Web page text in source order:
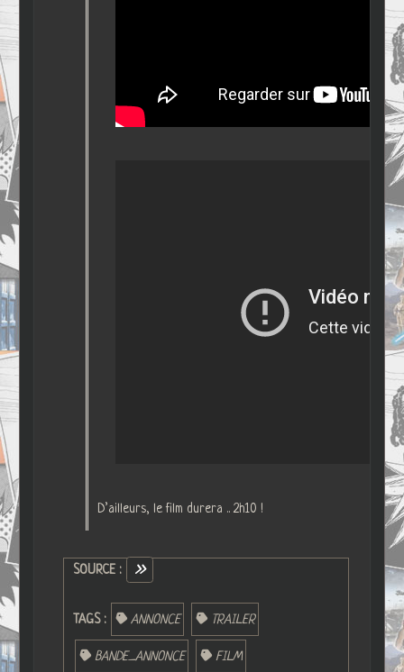
D’ailleurs, le film durera .. 2h10 !
SOURCE :
TAGS : ANNONCE TRAILER
BANDE_ANNONCE FILM